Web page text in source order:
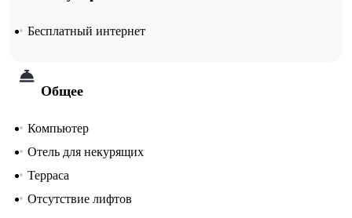
Бесплатный интернет
Общее
Компьютер
Отель для некурящих
Терраса
Отсутствие лифтов